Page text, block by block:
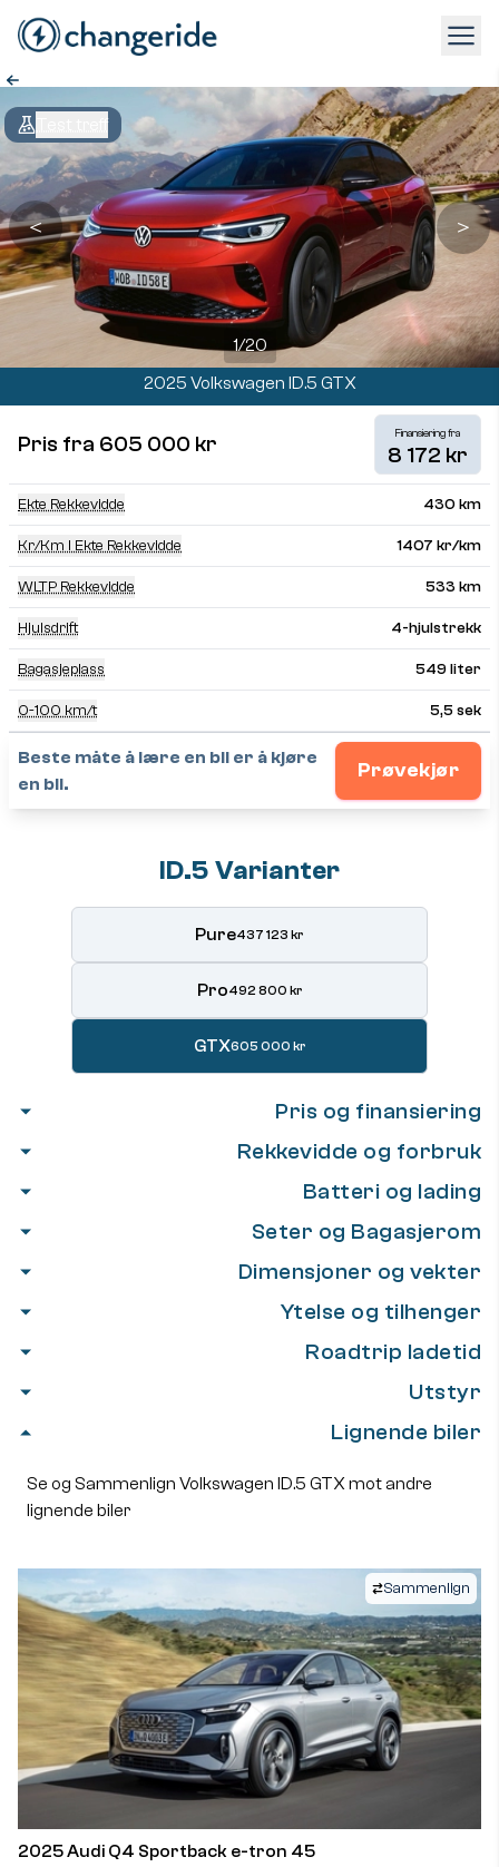
＜
1/20
＞
2025 Volkswagen ID.5 GTX
Pris fra 605 000 kr Finansiering fra
8 172 kr
Ekte Rekkevidde 430 km
Kr/km I Ekte Rekkevidde 1407 kr/km
WLTP Rekkevidde 533 km
Hjulsdrift 4-hjulstrekk
Bagasjeplass 549 liter
0-100 km/t 5,5 sek
Beste måte å lære en bil er å kjøre
en bil.
Prøvekjør
ID.5 Varianter
Pure437 123 kr
Pro492 800 kr
GTX605 000 kr
Pris og finansiering
Rekkevidde og forbruk
Batteri og lading
Seter og Bagasjerom
Dimensjoner og vekter
Ytelse og tilhenger
Roadtrip ladetid
Utstyr
Lignende biler
Se og Sammenlign Volkswagen ID.5 GTX mot andre
lignende biler
Sammenlign
2025 Audi Q4 Sportback e-tron 45